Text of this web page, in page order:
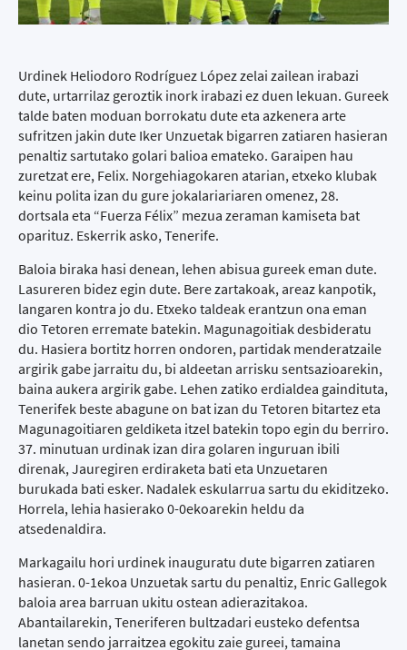
Urdinek Heliodoro Rodríguez López zelai zailean irabazi
dute, urtarrilaz geroztik inork irabazi ez duen lekuan. Gureek
talde baten moduan borrokatu dute eta azkenera arte
sufritzen jakin dute Iker Unzuetak bigarren zatiaren hasieran
penaltiz sartutako golari balioa emateko. Garaipen hau
zuretzat ere, Felix. Norgehiagokaren atarian, etxeko klubak
keinu polita izan du gure jokalariariaren omenez, 28.
dortsala eta “Fuerza Félix” mezua zeraman kamiseta bat
oparituz. Eskerrik asko, Tenerife.
Baloia biraka hasi denean, lehen abisua gureek eman dute.
Lasureren bidez egin dute. Bere zartakoak, areaz kanpotik,
langaren kontra jo du. Etxeko taldeak erantzun ona eman
dio Tetoren erremate batekin. Magunagoitiak desbideratu
du. Hasiera bortitz horren ondoren, partidak menderatzaile
argirik gabe jarraitu du, bi aldeetan arrisku sentsazioarekin,
baina aukera argirik gabe. Lehen zatiko erdialdea gaindituta,
Tenerifek beste abagune on bat izan du Tetoren bitartez eta
Magunagoitiaren geldiketa itzel batekin topo egin du berriro.
37. minutuan urdinak izan dira golaren inguruan ibili
direnak, Jauregiren erdiraketa bati eta Unzuetaren
burukada bati esker. Nadalek eskularrua sartu du ekiditzeko.
Horrela, lehia hasierako 0-0ekoarekin heldu da
atsedenaldira.
Markagailu hori urdinek inauguratu dute bigarren zatiaren
hasieran. 0-1ekoa Unzuetak sartu du penaltiz, Enric Gallegok
baloia area barruan ukitu ostean adierazitakoa.
Abantailarekin, Teneriferen bultzadari eusteko defentsa
lanetan sendo jarraitzea egokitu zaie gureei, tamaina